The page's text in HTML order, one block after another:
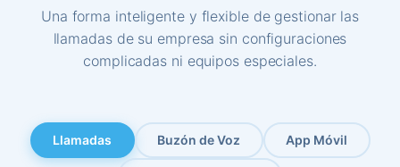
Una forma inteligente y flexible de gestionar las
llamadas de su empresa sin configuraciones
complicadas ni equipos especiales.
Llamadas Buzón de Voz App Móvil